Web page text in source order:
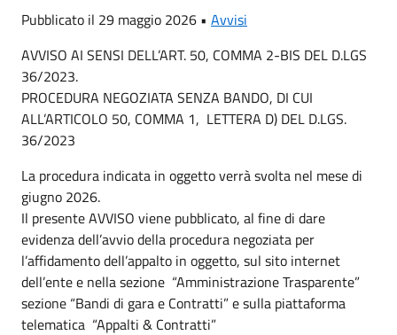
Pubblicato il 29 maggio 2026 • Avvisi
AVVISO AI SENSI DELL’ART. 50, COMMA 2-BIS DEL D.LGS
36/2023.
PROCEDURA NEGOZIATA SENZA BANDO, DI CUI
ALL’ARTICOLO 50, COMMA 1, LETTERA D) DEL D.LGS.
36/2023
La procedura indicata in oggetto verrà svolta nel mese di
giugno 2026.
Il presente AVVISO viene pubblicato, al fine di dare
evidenza dell’avvio della procedura negoziata per
l’affidamento dell’appalto in oggetto, sul sito internet
dell’ente e nella sezione “Amministrazione Trasparente”
sezione “Bandi di gara e Contratti” e sulla piattaforma
telematica “Appalti & Contratti”